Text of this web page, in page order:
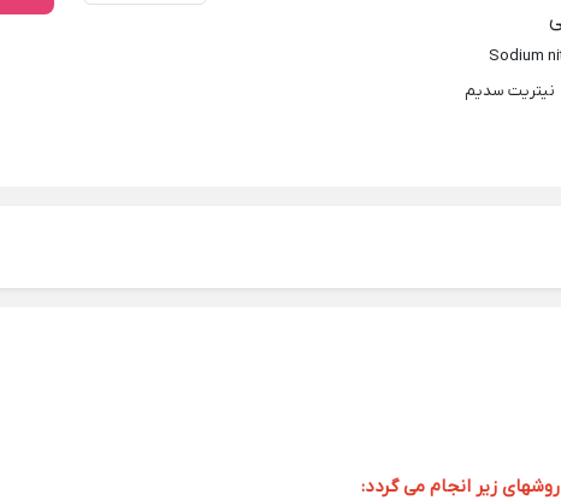
Sodium
نیتریت سدیم
زیر انجام می گردد: